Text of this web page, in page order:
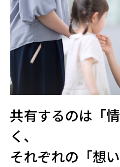
共有するのは「
く、
それぞれの「想い